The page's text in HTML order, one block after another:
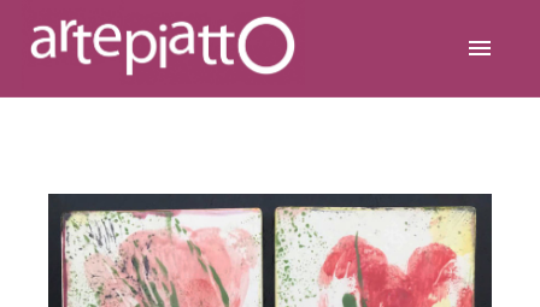
ARTEPIATTO